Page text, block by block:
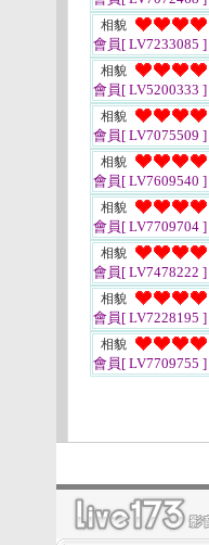
相貌
會員[ LV7233085 ]
相貌
會員[ LV5200333 ]
相貌
會員[ LV7075509 ]
相貌
會員[ LV7609540 ]
相貌
會員[ LV7709704 ]
相貌
會員[ LV7478222 ]
相貌
會員[ LV7228195 ]
相貌
會員[ LV7709755 ]